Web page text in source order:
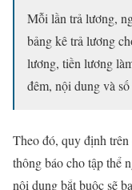
Mỗi lần trả lương,
bảng kê trả lương
lương, tiền lương
đêm, nội dung và
Theo đó, quy định trên
thông báo cho tập thể
nội dung bắt buộc sẽ